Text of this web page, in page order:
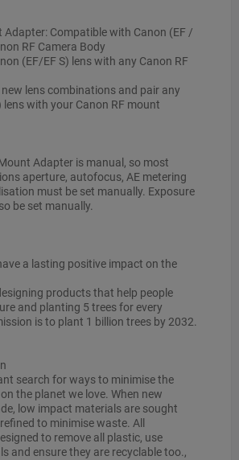
Adapter: Compatible with Canon (EF /
RF Camera Body
(EF/EF S) lens with any Canon RF
lens combinations and pair any
lens with your Canon RF mount
Adapter is manual, so most
aperture, autofocus, AE metering
must be set manually. Exposure
be set manually.
a lasting positive impact on the
products that help people
and planting 5 trees for every
is to plant 1 billion trees by 2032.
search for ways to minimise the
the planet we love. When new
low impact materials are sought
to minimise waste. All
to remove all plastic, use
and ensure they are recyclable too.,